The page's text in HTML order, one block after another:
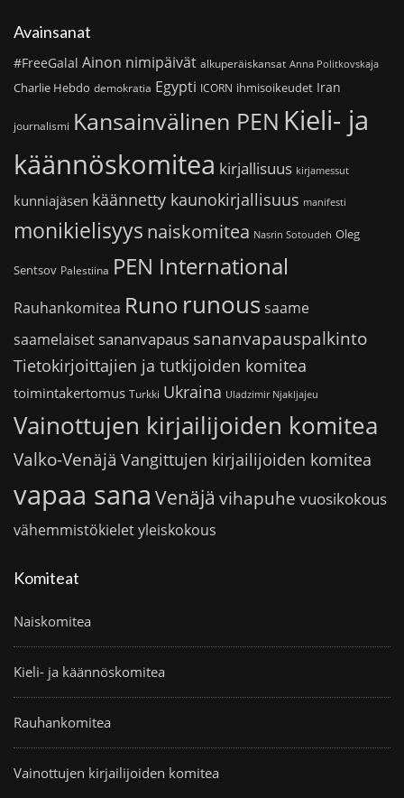
Avainsanat
#FreeGalal Ainon nimipäivät alkuperäiskansat Anna Politkovskaja
Charlie Hebdo demokratia Egypti ICORN ihmisoikeudet Iran
journalismi Kansainvälinen PEN Kieli- ja
käännöskomitea kirjallisuus kirjamessut
kunniajäsen käännetty kaunokirjallisuus manifesti
monikielisyys naiskomitea Nasrin Sotoudeh Oleg
Sentsov Palestiina PEN International
Rauhankomitea Runo runoussaame
saamelaiset sananvapaus sananvapauspalkinto
Tietokirjoittajien ja tutkijoiden komitea
toimintakertomus Turkki Ukraina Uladzimir Njakljajeu
Vainottujen kirjailijoiden komitea
Valko-Venäjä Vangittujen kirjailijoiden komitea
vapaa sana Venäjä vihapuhe vuosikokous
vähemmistökieletyleiskokous
Komiteat
Naiskomitea
Kieli- ja käännöskomitea
Rauhankomitea
Vainottujen kirjailijoiden komitea